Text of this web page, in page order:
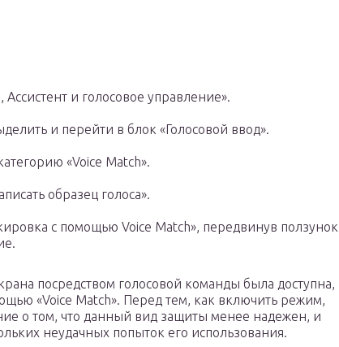
Ассистент и голосовое управление».
и перейти в блок «Голосовой ввод».
«Voice Match».
образец голоса».
с помощью Voice Match», передвинув ползунок
посредством голосовой команды была доступна,
«Voice Match». Перед тем, как включить режим,
о том, что данный вид защиты менее надежен, и
неудачных попыток его использования.